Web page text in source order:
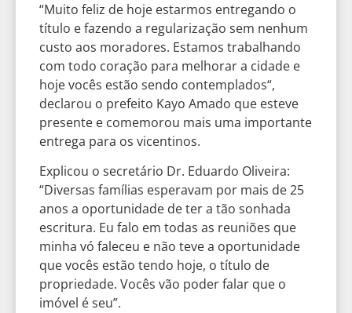
“Muito feliz de hoje estarmos entregando o
título e fazendo a regularização sem nenhum
custo aos moradores. Estamos trabalhando
com todo coração para melhorar a cidade e
hoje vocês estão sendo contemplados“,
declarou o prefeito Kayo Amado que esteve
presente e comemorou mais uma importante
entrega para os vicentinos.
Explicou o secretário Dr. Eduardo Oliveira:
“Diversas famílias esperavam por mais de 25
anos a oportunidade de ter a tão sonhada
escritura. Eu falo em todas as reuniões que
minha vó faleceu e não teve a oportunidade
que vocês estão tendo hoje, o título de
propriedade. Vocês vão poder falar que o
imóvel é seu”.